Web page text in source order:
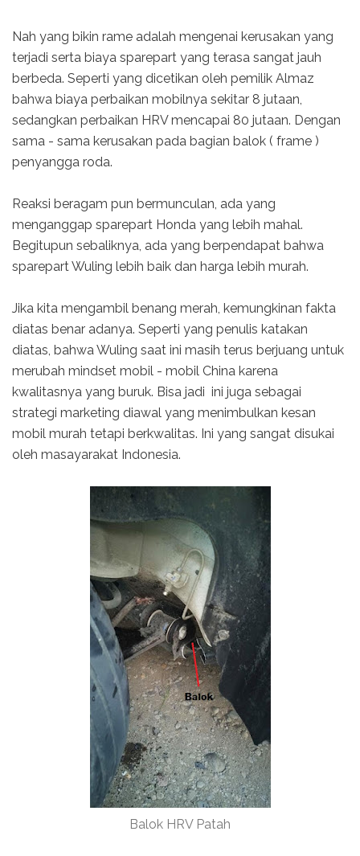
Nah yang bikin rame adalah mengenai kerusakan yang
terjadi serta biaya sparepart yang terasa sangat jauh
berbeda. Seperti yang dicetikan oleh pemilik Almaz
bahwa biaya perbaikan mobilnya sekitar 8 jutaan,
sedangkan perbaikan HRV mencapai 80 jutaan. Dengan
sama - sama kerusakan pada bagian balok ( frame )
penyangga roda.
Reaksi beragam pun bermunculan, ada yang
menganggap sparepart Honda yang lebih mahal.
Begitupun sebaliknya, ada yang berpendapat bahwa
sparepart Wuling lebih baik dan harga lebih murah.
Jika kita mengambil benang merah, kemungkinan fakta
diatas benar adanya. Seperti yang penulis katakan
diatas, bahwa Wuling saat ini masih terus berjuang untuk
merubah mindset mobil - mobil China karena
kwalitasnya yang buruk. Bisa jadi ini juga sebagai
strategi marketing diawal yang menimbulkan kesan
mobil murah tetapi berkwalitas. Ini yang sangat disukai
oleh masayarakat Indonesia.
Balok HRV Patah